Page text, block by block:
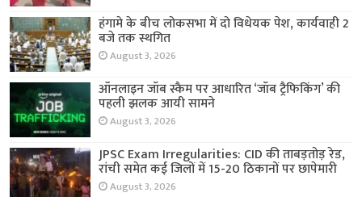
हंगामे के बीच लोकसभा में दो विधेयक पेश, कार्यवाही 2
बजे तक स्थगित
August 3, 2026
ऑनलाइन जॉब स्कैम पर आधारित ‘जॉब ट्रैफिकिंग’ की
पहली झलक आयी सामने
August 3, 2026
JPSC Exam Irregularities: CID की ताबड़तोड़ रेड,
रांची समेत कई जिलों में 15-20 ठिकानों पर छापेमारी
August 3, 2026